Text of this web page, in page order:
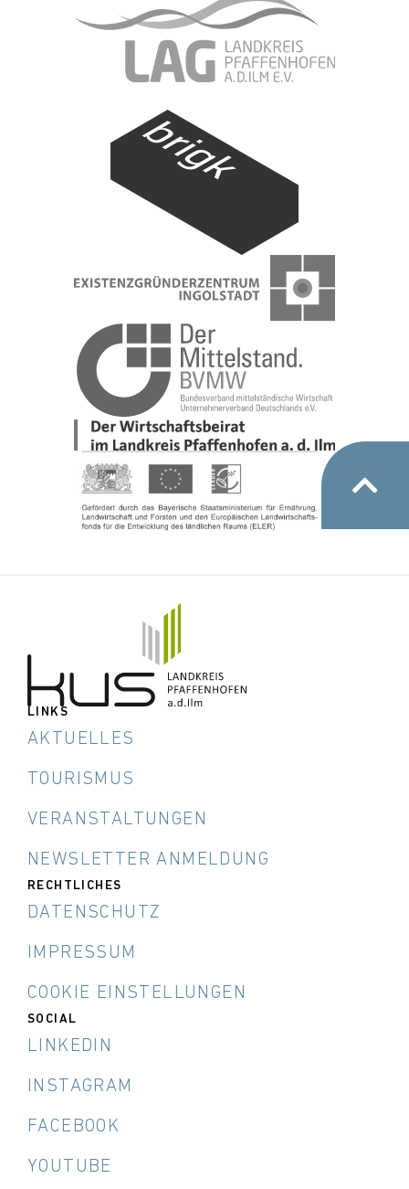
LINKS
AKTUELLES
TOURISMUS
VERANSTALTUNGEN
NEWSLETTER ANMELDUNG
RECHTLICHES
DATENSCHUTZ
IMPRESSUM
COOKIE EINSTELLUNGEN
SOCIAL
LINKEDIN
INSTAGRAM
FACEBOOK
YOUTUBE